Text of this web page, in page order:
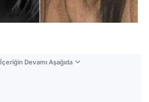
İçeriğin Devamı Aşağıda